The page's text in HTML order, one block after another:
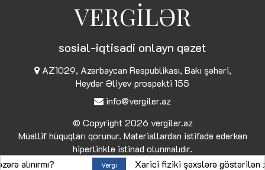
VERGİLƏR
sosial-iqtisadi onlayn qəzet
AZ1029, Azərbaycan Respublikası, Bakı şəhəri,
Heydər Əliyev prospekti 155
info@vergiler.az
© Copyright 2026 vergiler.az
Müəllif hüquqları qorunur. Materiallardan istifadə edərkən
hiperlinklə istinad olunmalıdır.
Xarici fiziki şəxslərə göstərilən